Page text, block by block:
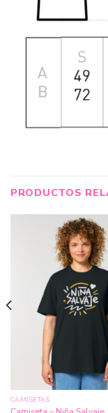
PRODUCTOS
CAMISETAS